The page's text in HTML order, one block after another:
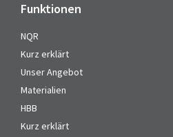
Funktionen
NQR
Kurz erklärt
Unser Angebot
Materialien
HBB
Kurz erklärt